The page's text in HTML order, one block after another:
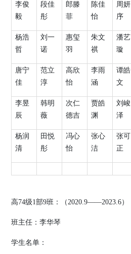
李俊
毅
段佳
彤
郎滕
菲
陈佳
怡
周妍
序
杨浩
哲
刘一
诺
惠玺
羽
朱文
祺
潘艺
璇
唐宁
佳
范立
淳
高欣
怡
李雨
涵
谭皓
文
李昱
辰
韩明
薇
次仁
德吉
贾皓
渊
刘峻
泽
杨润
清
田悦
彤
冯心
怡
张心
洁
张可
正
高74级1部9班：（2020.9——2023.6）
班主任：李华琴
学生名单：